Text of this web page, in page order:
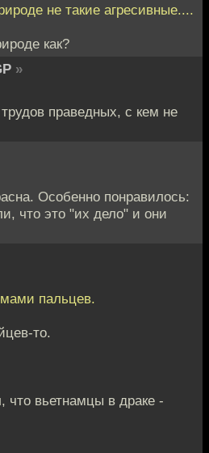
не такие агресивные....
как?
»
праведных, с кем не
Особенно понравилось:
что это "их дело" и они
пальцев.
то.
что вьетнамцы в драке -